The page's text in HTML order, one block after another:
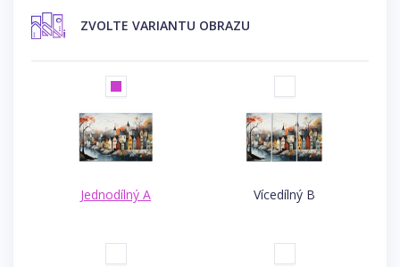
ZVOLTE VARIANTU OBRAZU
Jednodílný A Vícedílný B